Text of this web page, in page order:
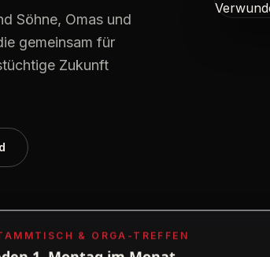
Söhne, Omas und
gemeinsam für
Zukunft
& ORGA-TREFFEN